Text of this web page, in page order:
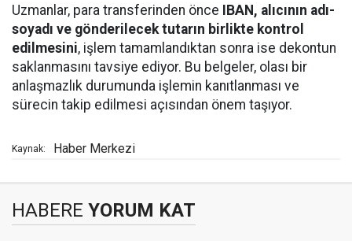
Uzmanlar, para transferinden önce IBAN, alıcının adı-
soyadı ve gönderilecek tutarın birlikte kontrol
edilmesini, işlem tamamlandıktan sonra ise dekontun
saklanmasını tavsiye ediyor. Bu belgeler, olası bir
anlaşmazlık durumunda işlemin kanıtlanması ve
sürecin takip edilmesi açısından önem taşıyor.
Kaynak: Haber Merkezi
HABERE YORUM KAT